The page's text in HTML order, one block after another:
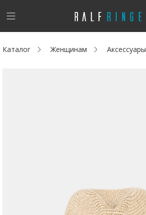
!
Новинки
Возникли вопросы? - club@ralf.ru
Каталог Женщинам Аксессуары